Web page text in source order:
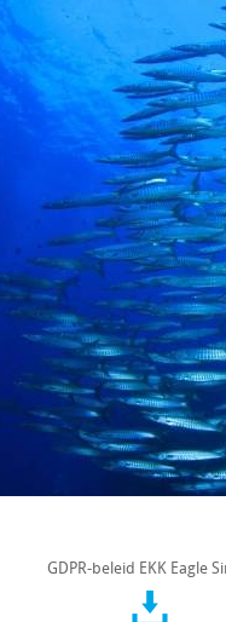
Markten
GDPR-beleid EKK Eagle